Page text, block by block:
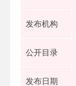
发布机构
公开目录
发布日期